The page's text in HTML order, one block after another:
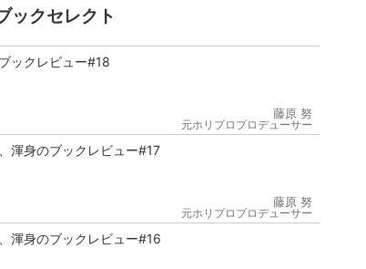
ックセレクト
ックレビュー#18
藤原 努
元ホリプロプロデューサー
渾身のブックレビュー#17
藤原 努
元ホリプロプロデューサー
渾身のブックレビュー#16